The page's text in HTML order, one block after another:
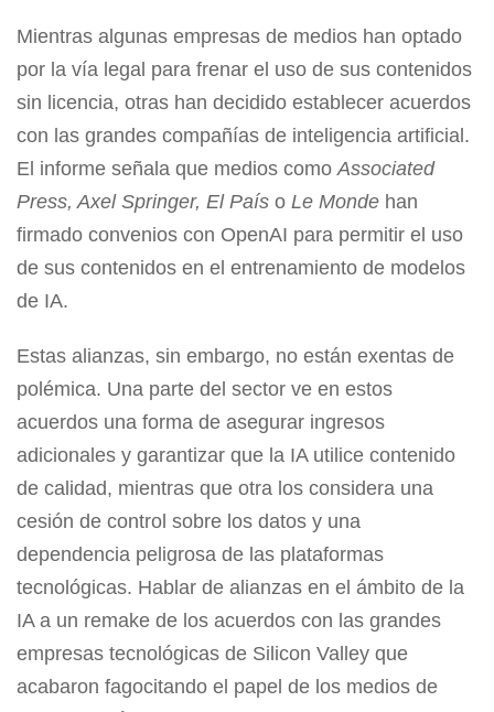
Mientras algunas empresas de medios han optado
por la vía legal para frenar el uso de sus contenidos
sin licencia, otras han decidido establecer acuerdos
con las grandes compañías de inteligencia artificial.
El informe señala que medios como Associated
Press, Axel Springer, El País o Le Monde han
firmado convenios con OpenAI para permitir el uso
de sus contenidos en el entrenamiento de modelos
de IA.
Estas alianzas, sin embargo, no están exentas de
polémica. Una parte del sector ve en estos
acuerdos una forma de asegurar ingresos
adicionales y garantizar que la IA utilice contenido
de calidad, mientras que otra los considera una
cesión de control sobre los datos y una
dependencia peligrosa de las plataformas
tecnológicas. Hablar de alianzas en el ámbito de la
IA a un remake de los acuerdos con las grandes
empresas tecnológicas de Silicon Valley que
acabaron fagocitando el papel de los medios de